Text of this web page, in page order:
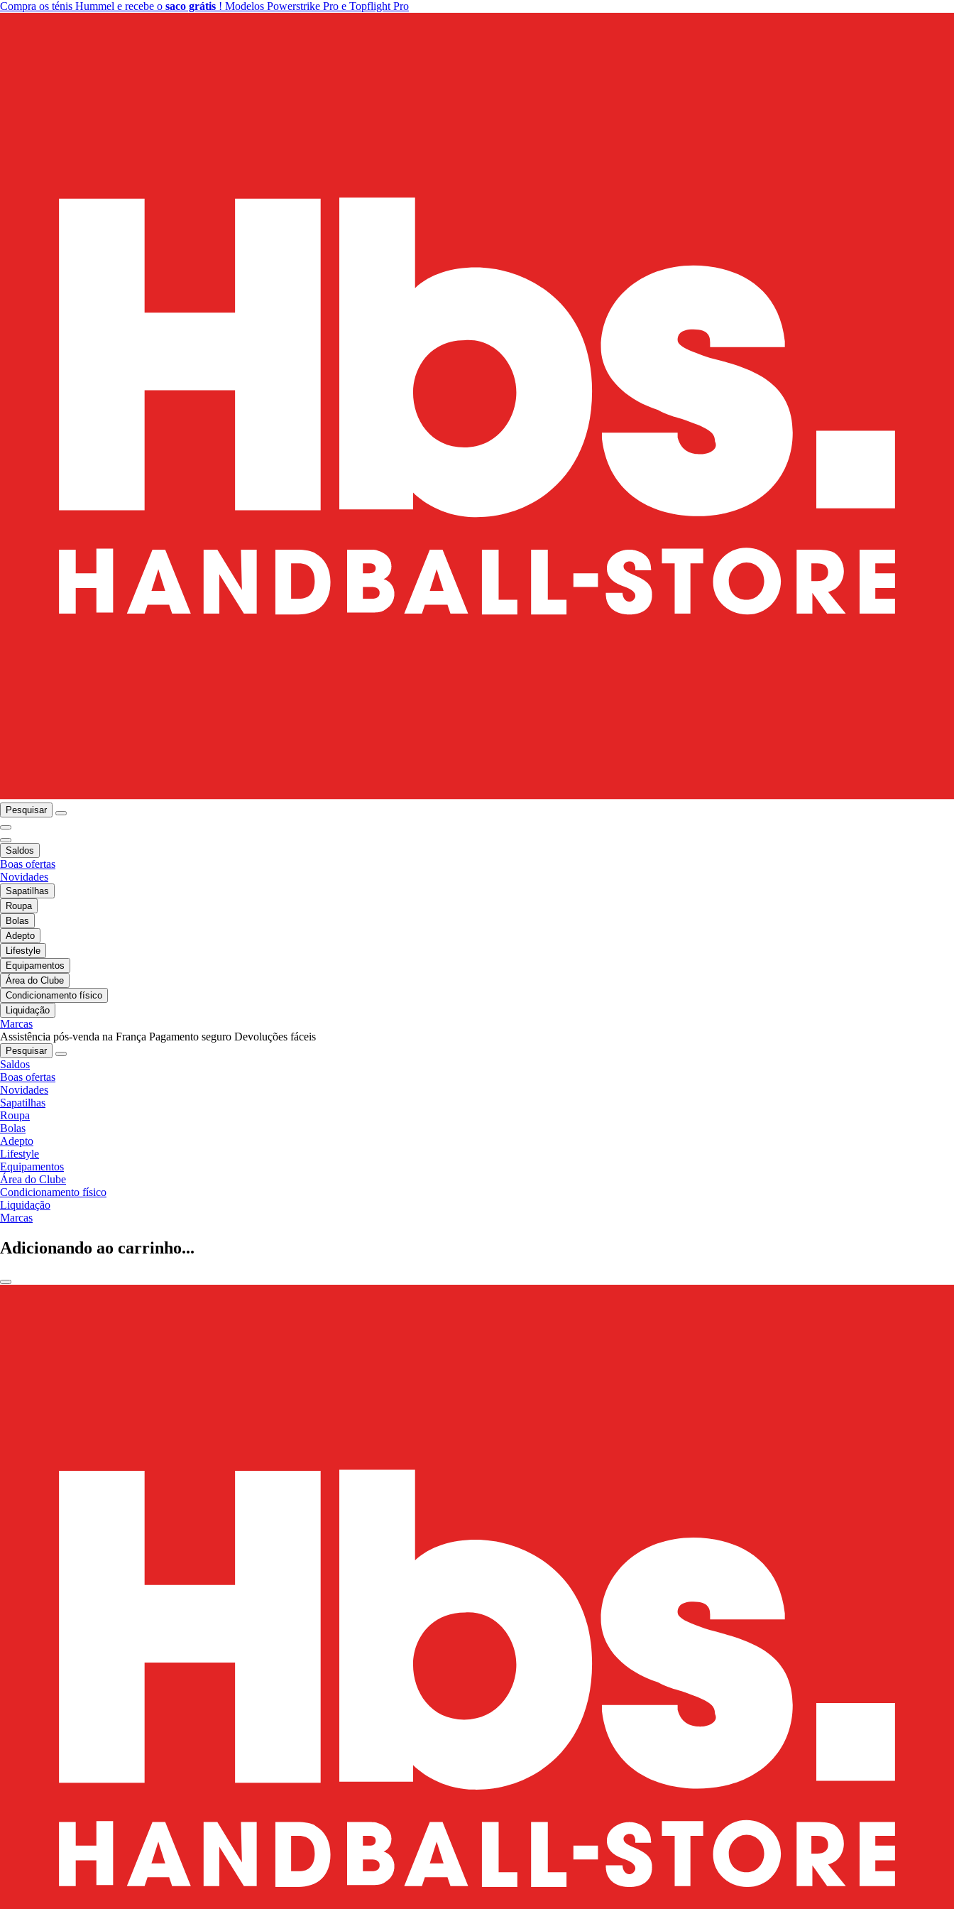
Compra os ténis Hummel e recebe o saco grátis ! Modelos Powerstrike Pro e Topflight Pro
Pesquisar
Saldos
Boas ofertas
Novidades
Sapatilhas
Roupa
Bolas
Adepto
Lifestyle
Equipamentos
Área do Clube
Condicionamento físico
Liquidação
Marcas
Assistência pós-venda na França Pagamento seguro Devoluções fáceis
Pesquisar
Saldos
Boas ofertas
Novidades
Sapatilhas
Roupa
Bolas
Adepto
Lifestyle
Equipamentos
Área do Clube
Condicionamento físico
Liquidação
Marcas
Adicionando ao carrinho...